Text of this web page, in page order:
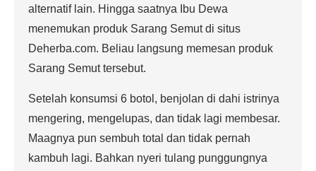
alternatif lain. Hingga saatnya Ibu Dewa
menemukan produk Sarang Semut di situs
Deherba.com. Beliau langsung memesan produk
Sarang Semut tersebut.
Setelah konsumsi 6 botol, benjolan di dahi istrinya
mengering, mengelupas, dan tidak lagi membesar.
Maagnya pun sembuh total dan tidak pernah
kambuh lagi. Bahkan nyeri tulang punggungnya